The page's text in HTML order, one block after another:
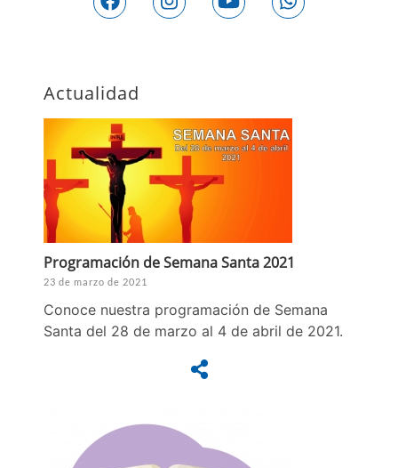
Actualidad
Programación de Semana Santa 2021
23 de marzo de 2021
Conoce nuestra programación de Semana
Santa del 28 de marzo al 4 de abril de 2021.